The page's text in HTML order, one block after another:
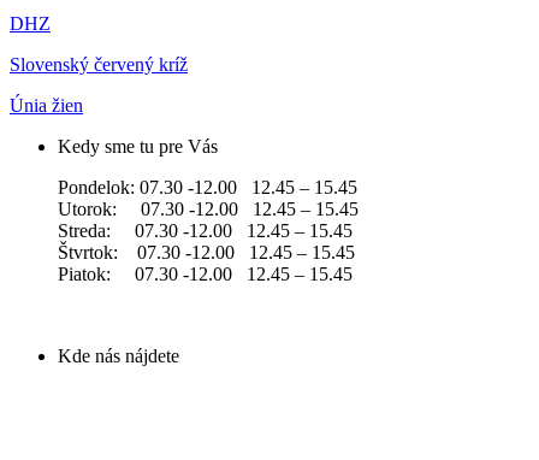
DHZ
Slovenský červený kríž
Únia žien
Kedy sme tu pre Vás
Pondelok: 07.30 -12.00 12.45 – 15.45
Utorok: 07.30 -12.00 12.45 – 15.45
Streda: 07.30 -12.00 12.45 – 15.45
Štvrtok: 07.30 -12.00 12.45 – 15.45
Piatok: 07.30 -12.00 12.45 – 15.45
Kde nás nájdete